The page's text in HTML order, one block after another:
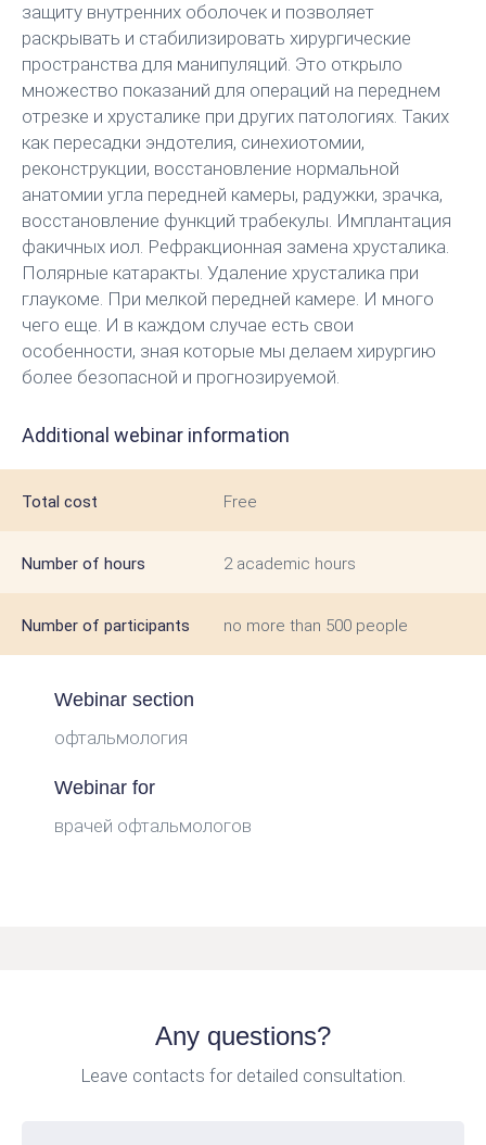
защиту внутренних оболочек и позволяет
раскрывать и стабилизировать хирургические
пространства для манипуляций. Это открыло
множество показаний для операций на переднем
отрезке и хрусталике при других патологиях. Таких
как пересадки эндотелия, синехиотомии,
реконструкции, восстановление нормальной
анатомии угла передней камеры, радужки, зрачка,
восстановление функций трабекулы. Имплантация
факичных иол. Рефракционная замена хрусталика.
Полярные катаракты. Удаление хрусталика при
глаукоме. При мелкой передней камере. И много
чего еще. И в каждом случае есть свои
особенности, зная которые мы делаем хирургию
более безопасной и прогнозируемой.
Additional webinar information
Total cost Free
Number of hours 2 academic hours
Number of participants no more than 500 people
Webinar section
офтальмология
Webinar for
врачей офтальмологов
Any questions?
Leave contacts for detailed consultation.